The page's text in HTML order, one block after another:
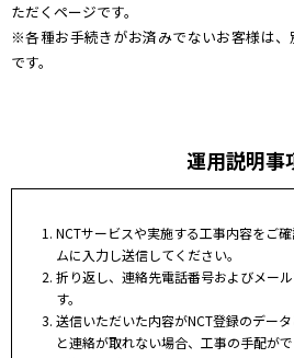
ただくページです。
※各種お手続きがお済みでないお客様は
です。
運用説明事
NCTサービスや実施する工事内容をご
ムに入力し送信してください。
折り返し、連絡先電話番号およびメー
す。
送信いただいた内容がNCT登録のデー
と連絡が取れない場合、工事の手配がで